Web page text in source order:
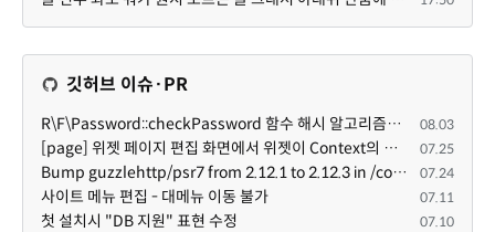
깃허브 이슈·PR
R\F\Password::checkPassword 함수 해시 알고리즘을 암시적으로 호출하는 경우 Argon2id 해시 비교 실패 08.03
[page] 위젯 페이지 편집 화면에서 위젯이 Context의 module_info를 덮어쓰면 저장이 ERR_ACT_IS_NOT_STANDALONE으로 실패 07.25
Bump guzzlehttp/psr7 from 2.12.1 to 2.12.3 in /common 07.24
사이트 메뉴 편집 - 대메뉴 이동 불가 07.11
첫 설치시 "DB 지원" 표현 수정 07.10